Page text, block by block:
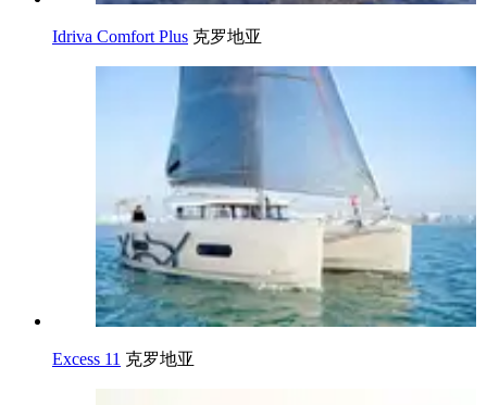
Idriva Comfort Plus 克罗地亚
Excess 11 克罗地亚